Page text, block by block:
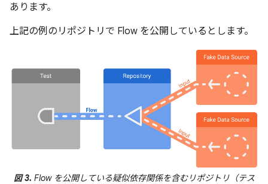
あります。
上記の例のリポジトリで Flow を公開しているとします。
図 3. Flow を公開している疑似依存関係を含むリポジトリ（テス